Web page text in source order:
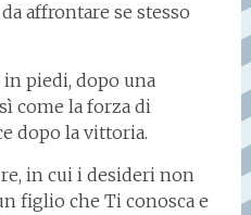
affrontare se stesso
piedi, dopo una
come la forza di
dopo la vittoria.
in cui i desideri non
figlio che Ti conosca e